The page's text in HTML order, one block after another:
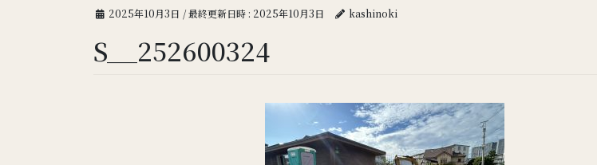
2025年10月3日 / 最終更新日時 : 2025年10月3日 kashinoki
S__252600324